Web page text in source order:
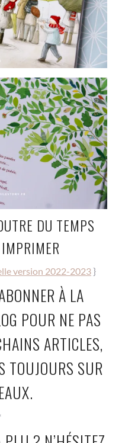
DU TEMPS
version 2022-2023}
À LA
POUR NE PAS
ARTICLES,
TOUJOURS SUR